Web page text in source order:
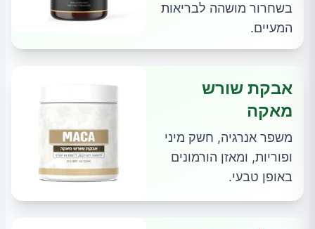
בשחרור מושהה לבריאות
המעיים.
אבקת שורש
מאקה
משפר אנרגיה, חשק מיני
ופוריות, ומאזן הורמונים
באופן טבעי.